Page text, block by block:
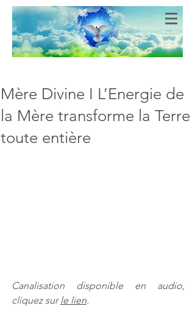
Bien-Aimés
COEURS DE LUMIERE
Mère Divine I L’Energie de
la Mère transforme la Terre
toute entière
Canalisation disponible en audio,
cliquez sur le lien.